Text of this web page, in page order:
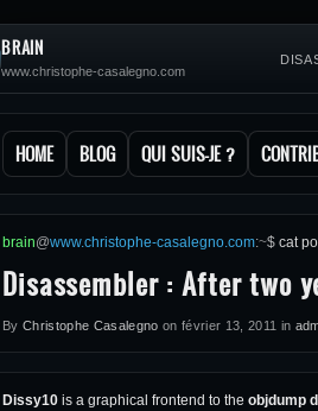
BRAIN
www.christophe-casalegno.com
HOME BLOG QUI SUIS-JE ?
brain@www.christophe-casalegno.com:~$ cat
Disassembler : After two
By Christophe Casalegno on février 13, 2011 in
Dissy10 is a graphical frontend to the objdump